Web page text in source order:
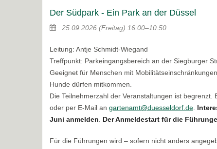
Der Südpark - Ein Park an der Düssel
25.09.2026 (Freitag) 16:00–10:50
Leitung: Antje Schmidt-Wiegand
Treffpunkt: Parkeingangsbereich an der Siegburger
Geeignet für Menschen mit Mobilitätseinschränkungen.
Hunde dürfen mitkommen.
Die Teilnehmerzahl der Veranstaltungen ist
oder per E-Mail an gartenamt@duesseldorf.de
Juni anmelden
Der Anmeldestart für die
Für die Führungen wird – sofern nicht anders